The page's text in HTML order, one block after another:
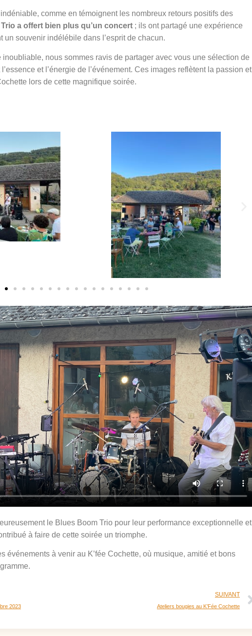
indéniable, comme en témoignent les nombreux retours positifs des
a offert bien plus qu’un concert ; ils ont partagé une expérience
un souvenir indélébile dans l’esprit de chacun.
inoubliable, nous sommes ravis de partager avec vous une sélection de
et l’énergie de l’événement. Ces images reflètent la passion et
lors de cette magnifique soirée.
le Blues Boom Trio pour leur performance exceptionnelle et
à faire de cette soirée un triomphe.
événements à venir au K’fée Cochette, où musique, amitié et bons
2023
SUIVANT
Ateliers bougies au K’Fée Cochette